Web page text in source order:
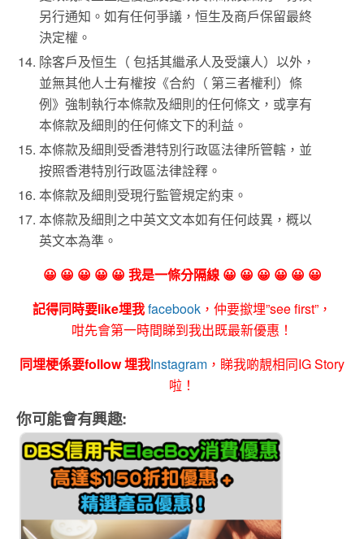
另行通知。如有任何爭議，恒生及商戶保留最終
決定權。
除客戶及恒生（ 包括其繼承人及受讓人）以外，
並無其他人士有權按《合約（ 第三者權利）條
例》強制執行本條款及細則的任何條文，或享有
本條款及細則的任何條文下的利益。
本條款及細則受香港特別行政區法律所管轄，並
按照香港特別行政區法律詮釋。
本條款及細則受現行監管規定約束。
本條款及細則之中英文文本如有任何歧異，概以
英文本為準。
😀 😀 😀 😀 😀 我是一條分隔線 😀 😀 😀 😀 😀 😀
記得同時要like埋我facebook ，仲要撳埋”see first”，
咁先會第一時間睇到我出既最新優惠！
同埋梗係要follow 埋我Instagram ，睇我啲靚相同IG Story
啦！
你可能會有興趣: